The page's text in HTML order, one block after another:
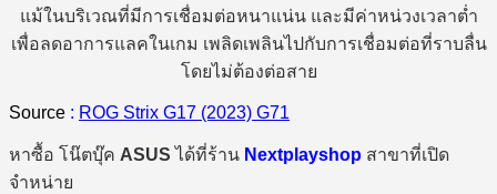
แม้ในบริเวณที่มีการเชื่อมต่อหนาแน่น และมีค่าหน่วงเวลาต่ำ
เพื่อลดอาการแลคในเกม เพลิดเพลินไปกับการเชื่อมต่อที่ราบลื่น
โดยไม่ต้องต่อสาย
Source : ROG Strix G17 (2023) G71
หาซื้อ โน๊ตบุ๊ค ASUS ได้ที่ร้าน Nextplayshop สาขาที่เปิด
จำหน่าย